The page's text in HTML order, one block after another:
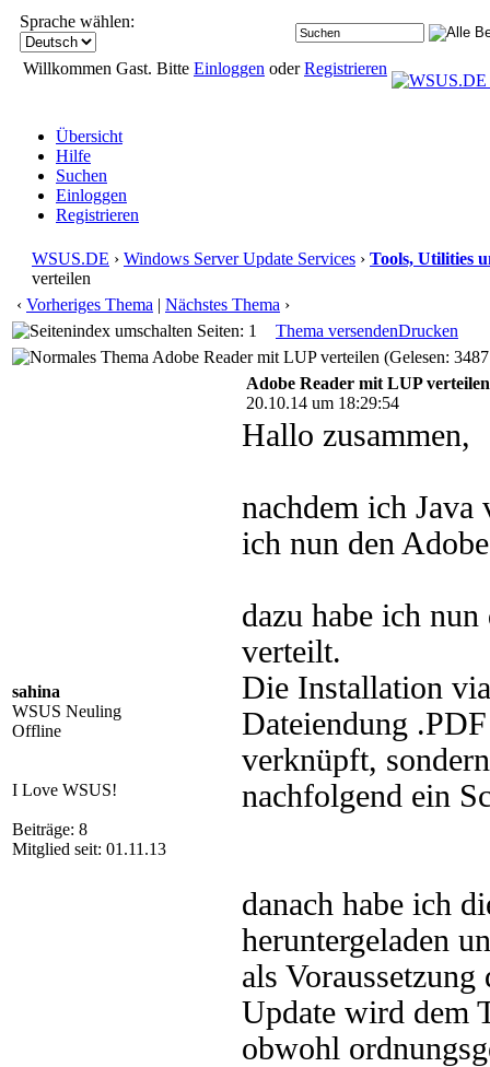
Sprache wählen:
Willkommen Gast. Bitte Einloggen oderRegistrieren
Übersicht
Hilfe
Suchen
Einloggen
Registrieren
WSUS.DE › Windows Server Update Services › Tools, Utilities
verteilen
‹ Vorheriges Thema | Nächstes Thema ›
Seiten: 1
Thema versendenDrucken
Adobe Reader mit LUP verteilen (Gelesen:
sahina
WSUS Neuling
Offline
I Love WSUS!
Beiträge: 8
Mitglied seit: 01.11.13
Adobe Reader mit LUP verteilen
20.10.14 um 18:29:54
Hallo zusammen,
nachdem ich
ich nun den
dazu habe ich
verteilt.
Die Installation
Dateiendung
verknüpft,
nachfolgend ein
danach habe ich
heruntergeladen
als
Update wird dem
obwohl